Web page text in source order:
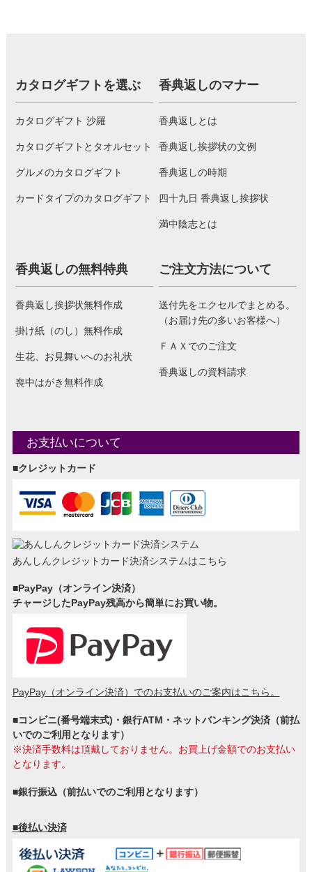
カタログギフトを選ぶ
カタログギフト 沙羅
カタログギフトとタオルセット
グルメのカタログギフト
カードタイプのカタログギフト
香典返しのマナー
香典返しとは
香典返し挨拶状の文例
香典返しの時期
四十九日 香典返し挨拶状
満中陰志とは
香典返しの無料特典
香典返し挨拶状無料作成
掛け紙（のし）無料作成
生花、お見舞いへのお礼状
喪中はがき無料作成
ご注文方法について
送付先をエクセルでまとめる。
（お届け先の多いお客様へ）
ＦＡＸでのご注文
香典返しの資料請求
お支払いについて
■クレジットカード
あんしんクレジットカード決済システムはこちら
■PayPay（オンライン決済）
チャージしたPayPay残高から簡単にお買い物。
PayPay（オンライン決済）でのお支払いのご案内はこちら。
■コンビニ(番号端末式)・銀行ATM・ネットバンキング決済（前払
いでのご利用となります）
※決済手数料は頂戴しておりません。お買上げ金額でのお支払い
となります。
■銀行振込（前払いでのご利用となります）
■後払い決済